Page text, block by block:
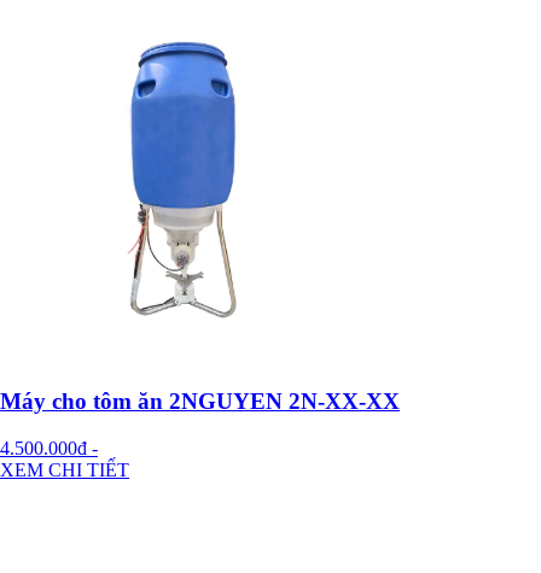
Máy cho tôm ăn 2NGUYEN 2N-XX-XX
4.500.000đ -
XEM CHI TIẾT